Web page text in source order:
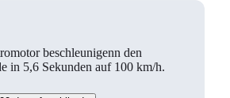
beschleunigenn den
in 5,6 Sekunden auf 100 km/h.